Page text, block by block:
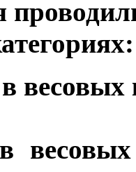
весовых
весовых